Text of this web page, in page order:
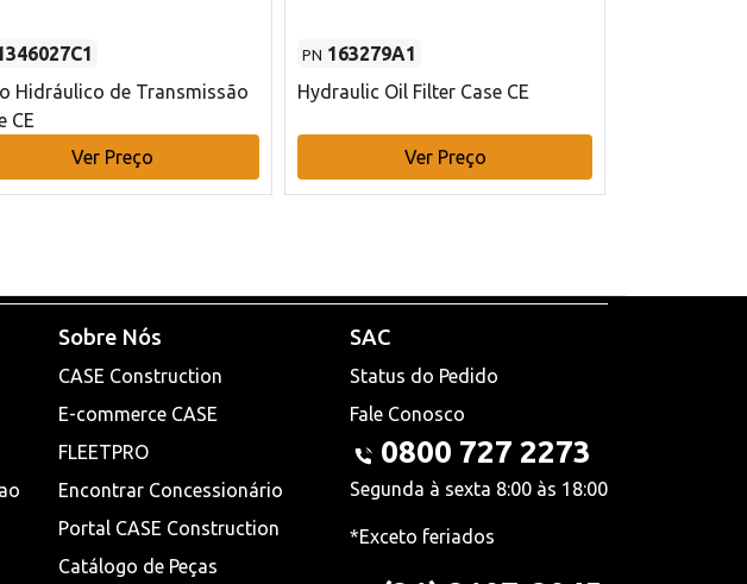
Hidráulico de Transmissão
CE
Ver Preço
PN 163279A1
Hydraulic Oil Filter Case CE
Ver Preço
Sobre Nós
CASE Construction
E-commerce CASE
FLEETPRO
Encontrar Concessionário
Portal CASE Construction
Catálogo de Peças
SAC
Status do Pedido
Fale Conosco
0800 727 2273
Segunda à sexta 8:00 às 18:00
*Exceto feriados